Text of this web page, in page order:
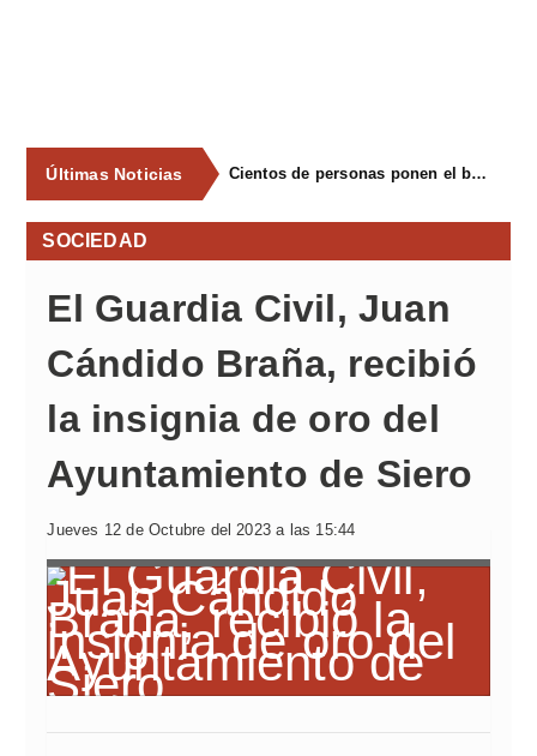
Últimas Noticias Cientos de personas ponen el broche final a las fiestas de La Salud de Lieres con la tradicional merienda
SOCIEDAD
El Guardia Civil, Juan
Cándido Braña, recibió
la insignia de oro del
Ayuntamiento de Siero
Jueves 12 de Octubre del 2023 a las 15:44